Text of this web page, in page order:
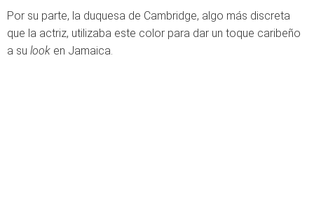
Por su parte, la duquesa de Cambridge, algo más discreta
que la actriz, utilizaba este color para dar un toque caribeño
a su look en Jamaica.